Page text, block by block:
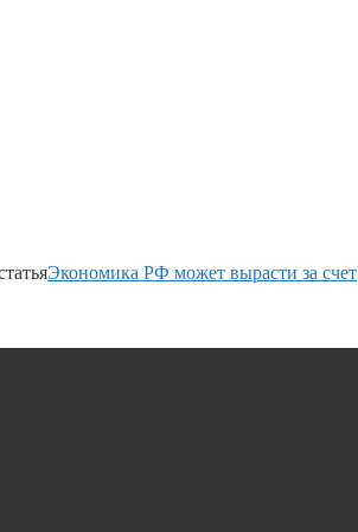
Экономика РФ может вырасти за счет